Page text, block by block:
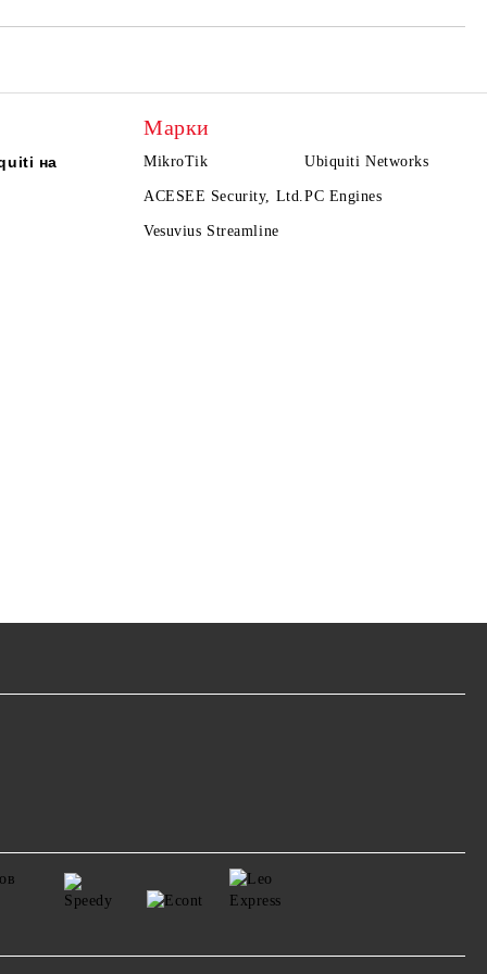
на
Марки
MikroTik Ubiquiti Networks
ACESEE Security, Ltd.PC Engines
Vesuvius Streamline